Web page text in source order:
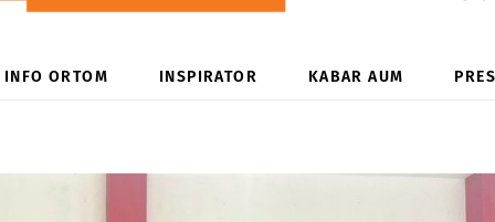
INFO ORTOM INSPIRATOR KABAR AUM